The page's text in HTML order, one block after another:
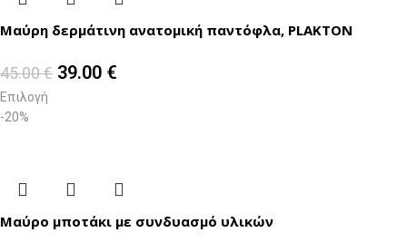
Μαύρη δερμάτινη ανατομική παντόφλα, PLAKTON
45.00€ 39.00 €
Επιλογή
-20%
Μαύρο μποτάκι με συνδυασμό υλικών